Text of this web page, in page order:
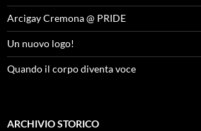
Arcigay Cremona @ PRIDE
Un nuovo logo!
Quando il corpo diventa voce
ARCHIVIO STORICO